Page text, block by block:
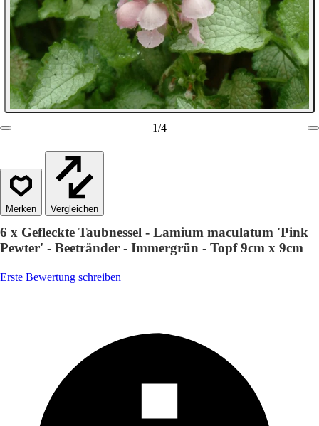
1/4
Vergleichen
6 x Gefleckte Taubnessel - Lamium maculatum 'Pink
Pewter' - Beetränder - Immergrün - Topf 9cm x 9cm
Erste Bewertung schreiben